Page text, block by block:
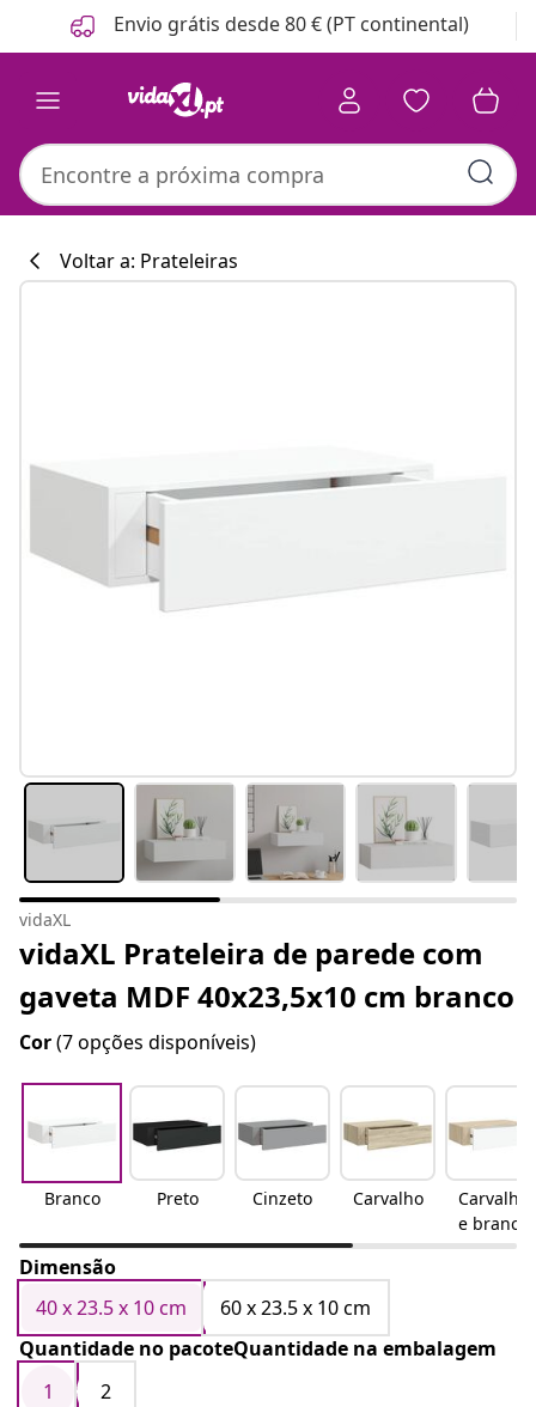
Anterior
Seguinte Envio grátis desde 80 € (PT continental)
Voltar a: Prateleiras
vidaXL
vidaXL Prateleira de parede com
gaveta MDF 40x23,5x10 cm branco
Cor(7 opções disponíveis)
Branco Preto Cinzeto Carvalho
Carvalho
e branco
Dimensão
40 x 23.5 x 10 cm
60 x 23.5 x 10 cm
Quantidade no pacoteQuantidade na embalagem
1
2